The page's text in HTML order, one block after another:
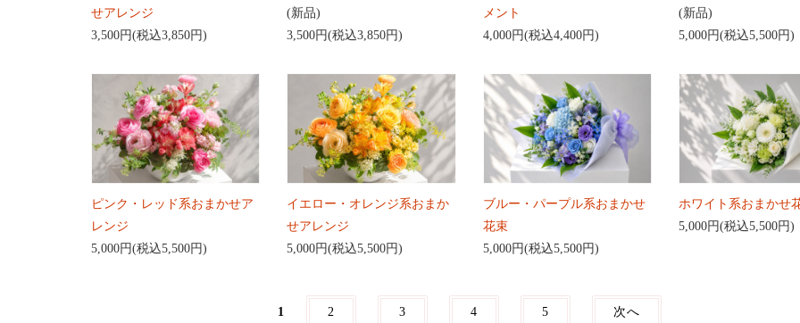
せアレンジ
3,500円(税込3,850円)
(新品)
3,500円(税込3,850円)
メント
4,000円(税込4,400円)
(新品)
5,000円(税込5,500円)
ピンク・レッド系おまかせア
レンジ
5,000円(税込5,500円)
イエロー・オレンジ系おまか
せアレンジ
5,000円(税込5,500円)
ブルー・パープル系おまかせ
花束
5,000円(税込5,500円)
ホワイト系おまかせ
5,000円(税込5,500円)
1 2 3 4 5 次へ